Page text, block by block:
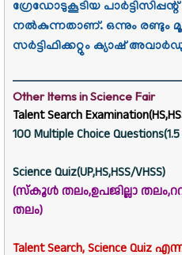
ഗ്രേഡോടുകൂടിയ പാർട്ടിസിപ്പന്റ്
നൽകുന്നതാണ്. ഒന്നും രണ്ടും
സർട്ടിഫിക്കറ്റും ക്യാഷ്
Other Items in Science Fair
Talent Search
100 Multiple Choice
Science Quiz(UP,HS,HSS/VHSS)
(സ്കൂൾ തലം,ഉപജില്ലാ
തലം)
Talent Search, Science